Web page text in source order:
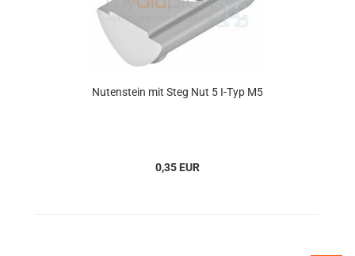
Nutenstein mit Steg Nut 5 I-Typ M5
0,35 EUR